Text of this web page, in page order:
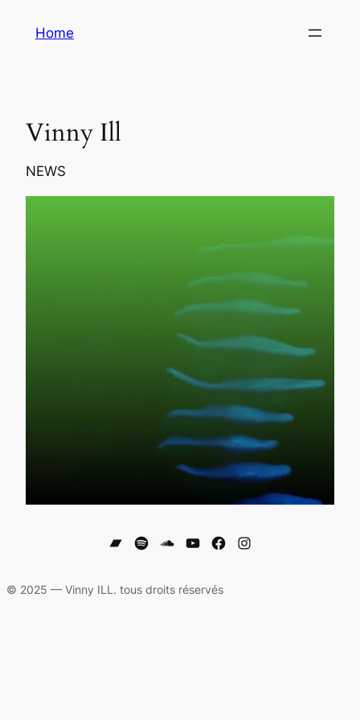
Home
Vinny Ill
NEWS
Bandcamp
SpotifySoundCloud
YouTubeFacebookInstagram
© 2025 — Vinny ILL. tous droits réservés